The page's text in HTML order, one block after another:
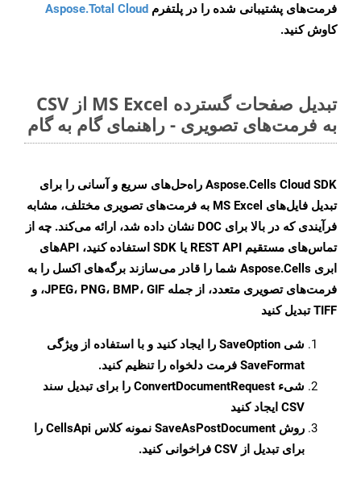
فرمت‌های پشتیبانی شده را در پلتفرم Aspose.Total Cloud
کاوش کنید.
تبدیل صفحات گسترده MS Excel از CSV
به فرمت‌های تصویری - راهنمای گام به گام
Aspose.Cells Cloud SDK راه‌حل‌های سریع و آسانی را برای
تبدیل فایل‌های MS Excel به فرمت‌های تصویری مختلف، مشابه
فرآیندی که در بالا برای DOC نشان داده شد، ارائه می‌کند. چه از
تماس‌های مستقیم REST API یا SDK استفاده کنید، APIهای
ابری Aspose.Cells شما را قادر می‌سازند برگه‌های اکسل را به
فرمت‌های تصویری متعدد، از جمله JPEG، PNG، BMP، GIF، و
TIFF تبدیل کنید
شی SaveOption را ایجاد کنید و با استفاده از ویژگی
SaveFormat فرمت دلخواه را تنظیم کنید.
شیء ConvertDocumentRequest را برای تبدیل سند
CSV ایجاد کنید
روش SaveAsPostDocument
نمونه کلاس CellsApi را
برای تبدیل از CSV فراخوانی کنید.